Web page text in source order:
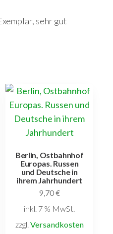
sehr gut
Berlin, Ostbahnhof
Europas. Russen
und Deutsche in
ihrem Jahrhundert
9,70€
inkl. 7 % MwSt.
zzgl. Versandkosten